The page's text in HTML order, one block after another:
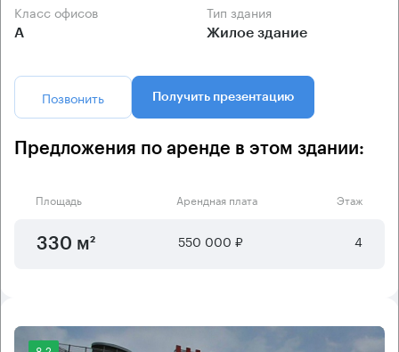
Класс офисов
А
Тип здания
Жилое здание
Позвонить Получить презентацию
Предложения по аренде в этом здании:
Площадь Арендная плата Этаж
330 м² 550 000 ₽ 4